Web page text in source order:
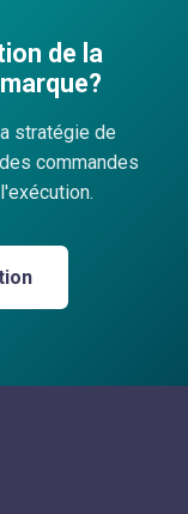
de la
stratégie de
commandes